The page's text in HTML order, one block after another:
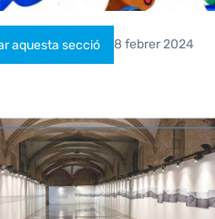
aquesta secció 8 febrer 2024